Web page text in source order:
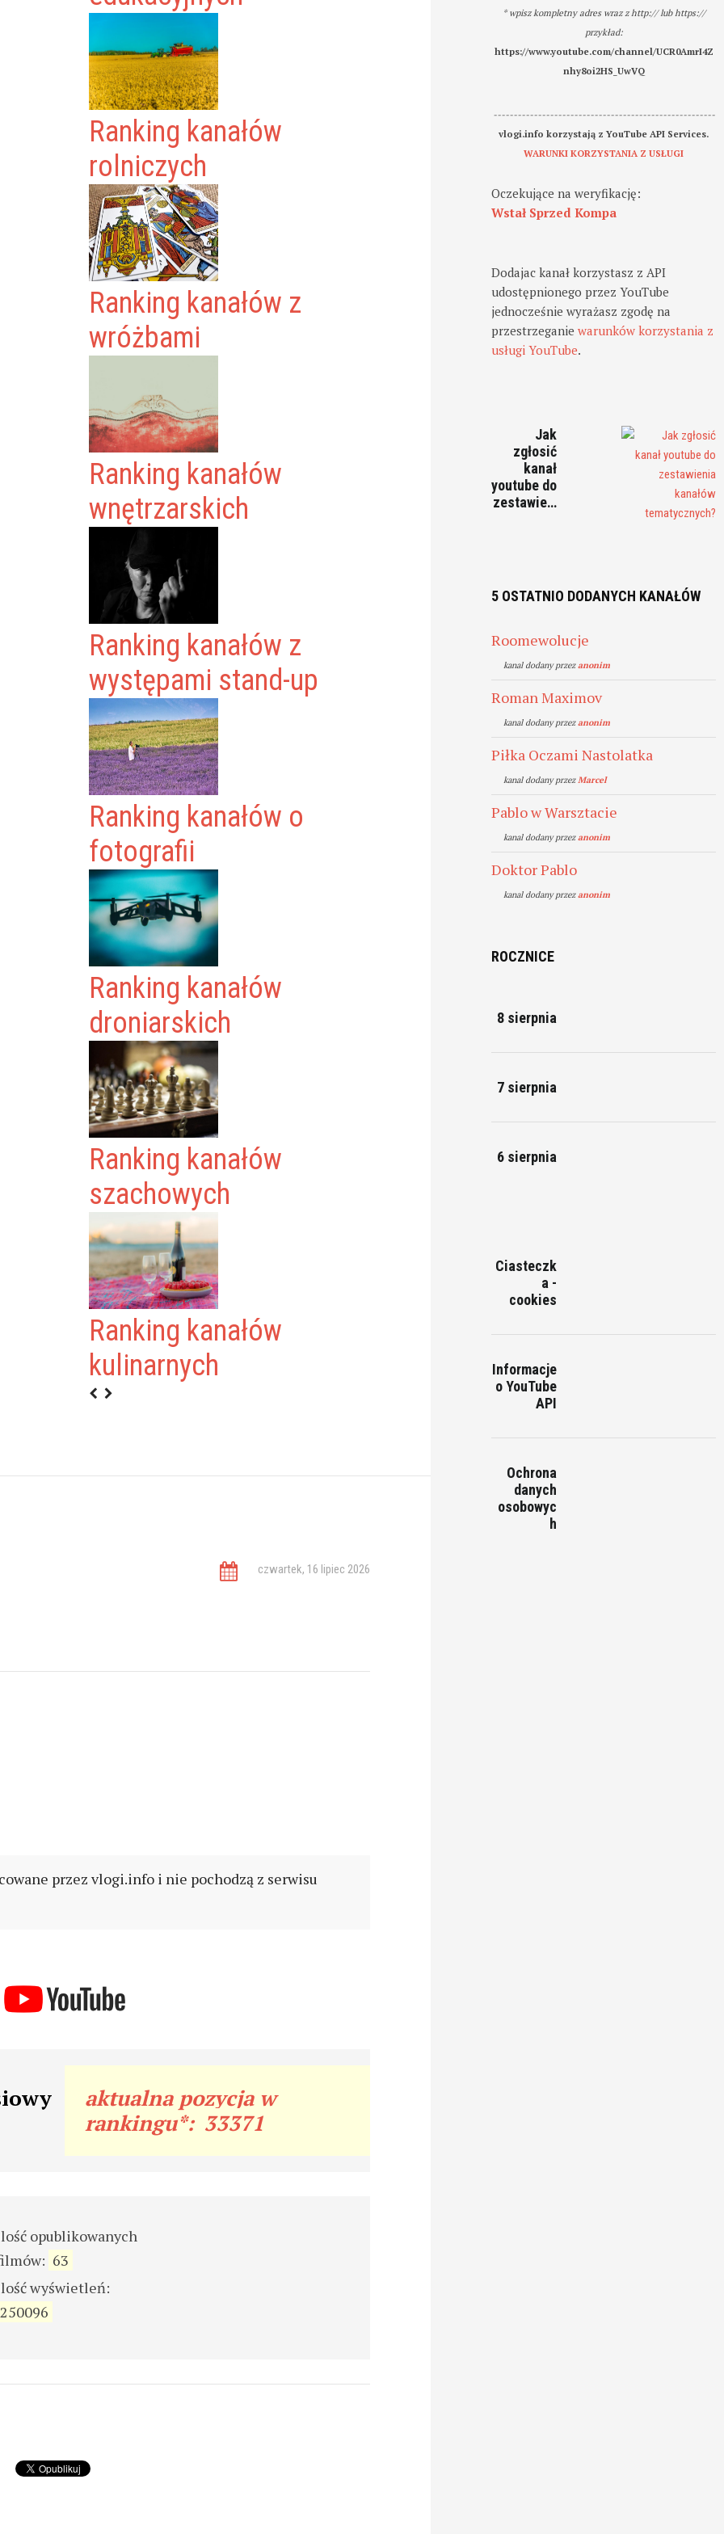
Ranking kanałów
rolniczych
Ranking kanałów z
wróżbami
Ranking kanałów
wnętrzarskich
Ranking kanałów z
występami stand-up
Ranking kanałów o
fotografii
Ranking kanałów
droniarskich
Ranking kanałów
szachowych
Ranking kanałów
kulinarnych
czwartek, 16 lipiec 2026
przez vlogi.info i nie pochodzą z serwisu
aktualna pozycja w
rankingu*: 33371
opublikowanych
63
wyświetleń:
250096
* wpisz kompletny adres wraz z http:// lub https://
przykład:
https://www.youtube.com/channel/UCR0AmrI4Z
nhy8oi2HS_UwVQ
-------------------------------------------------------
vlogi.info korzystają z YouTube API Services.
WARUNKI KORZYSTANIA Z USŁUGI
Oczekujące na weryfikację:
Wstał Sprzed Kompa
Dodajac kanał korzystasz z API
udostępnionego przez YouTube
jednocześnie wyrażasz zgodę na
przestrzeganiewarunków korzystania z
usługi YouTube.
Jak
zgłosić
kanał
youtube do
zestawie…
5 OSTATNIO DODANYCH KANAŁÓW
Roomewolucje
kanal dodany przezanonim
Roman Maximov
kanal dodany przezanonim
Piłka Oczami Nastolatka
kanal dodany przezMarcel
Pablo w Warsztacie
kanal dodany przezanonim
Doktor Pablo
kanal dodany przezanonim
ROCZNICE
8 sierpnia
7 sierpnia
6 sierpnia
Ciasteczk
a -
cookies
Informacje
o YouTube
API
Ochrona
danych
osobowyc
h